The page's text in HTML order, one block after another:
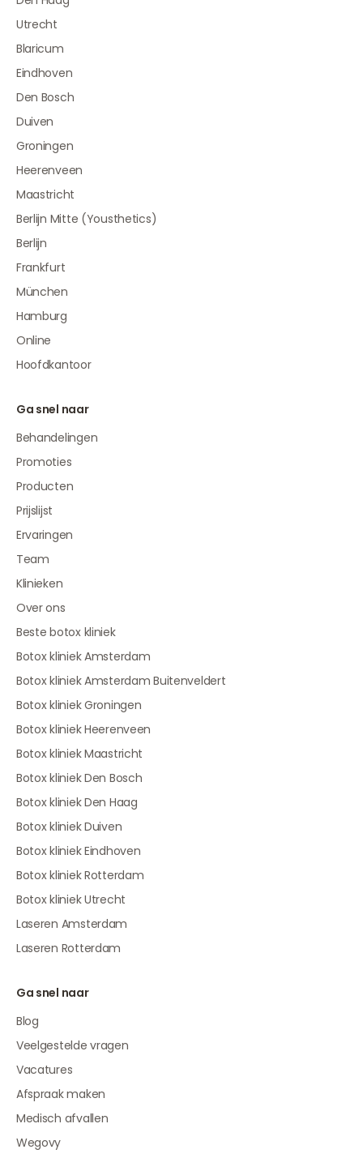
Utrecht
Blaricum
Eindhoven
Den Bosch
Duiven
Groningen
Heerenveen
Maastricht
Berlijn Mitte (Yousthetics)
Berlijn
Frankfurt
München
Hamburg
Online
Hoofdkantoor
Ga snel naar
Behandelingen
Promoties
Producten
Prijslijst
Ervaringen
Team
Klinieken
Over ons
Beste botox kliniek
Botox kliniek Amsterdam
Botox kliniek Amsterdam Buitenveldert
Botox kliniek Groningen
Botox kliniek Heerenveen
Botox kliniek Maastricht
Botox kliniek Den Bosch
Botox kliniek Den Haag
Botox kliniek Duiven
Botox kliniek Eindhoven
Botox kliniek Rotterdam
Botox kliniek Utrecht
Laseren Amsterdam
Laseren Rotterdam
Ga snel naar
Blog
Veelgestelde vragen
Vacatures
Afspraak maken
Medisch afvallen
Wegovy